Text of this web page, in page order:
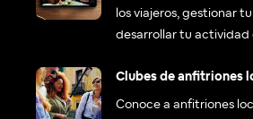
los viajeros, gestionar
desarrollar tu actividad
Clubes de anfitriones
Conoce a anfitriones